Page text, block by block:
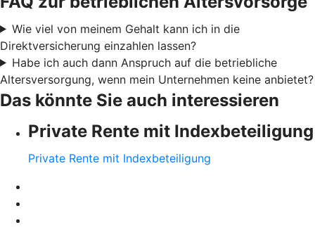
Wie viel von meinem Gehalt kann ich in die
Direktversicherung einzahlen lassen?
Habe ich auch dann Anspruch auf die betriebliche
Altersversorgung, wenn mein Unternehmen keine anbietet?
Das könnte Sie auch interessieren
Private Rente mit Indexbeteiligung
Private Rente mit Indexbeteiligung